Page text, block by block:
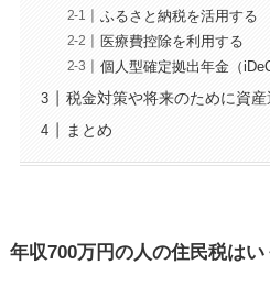
ふるさと納税を活用する
医療費控除を利用する
個人型確定拠出年金（
税金対策や将来のために資
まとめ
年収700万円の人の住民税はい